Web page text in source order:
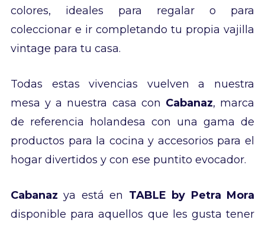
colores, ideales para regalar o para
coleccionar e ir completando tu propia vajilla
vintage para tu casa.
Todas estas vivencias vuelven a nuestra
mesa y a nuestra casa con Cabanaz, marca
de referencia holandesa con una gama de
productos para la cocina y accesorios para el
hogar divertidos y con ese puntito evocador.
Cabanaz ya está en TABLE by Petra Mora
disponible para aquellos que les gusta tener